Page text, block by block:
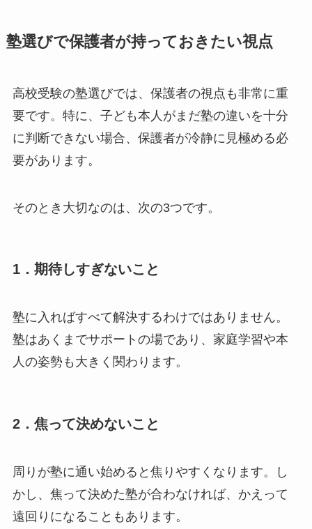
塾選びで保護者が持っておきたい視点
高校受験の塾選びでは、保護者の視点も非常に重
要です。特に、子ども本人がまだ塾の違いを十分
に判断できない場合、保護者が冷静に見極める必
要があります。
そのとき大切なのは、次の3つです。
1．期待しすぎないこと
塾に入ればすべて解決するわけではありません。
塾はあくまでサポートの場であり、家庭学習や本
人の姿勢も大きく関わります。
2．焦って決めないこと
周りが塾に通い始めると焦りやすくなります。し
かし、焦って決めた塾が合わなければ、かえって
遠回りになることもあります。